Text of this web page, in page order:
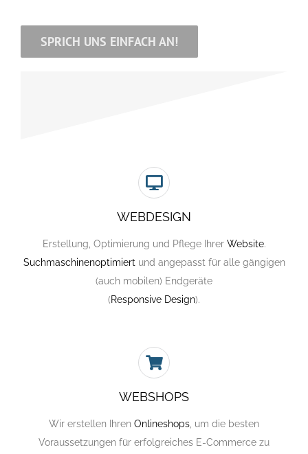
SPRICH UNS EINFACH AN!
WEBDESIGN
Erstellung, Optimierung und Pflege Ihrer Website.
Suchmaschinenoptimiert und angepasst für alle gängigen
(auch mobilen) Endgeräte
(Responsive Design).
WEBSHOPS
Wir erstellen Ihren Onlineshops , um die besten
Voraussetzungen für erfolgreiches E-Commerce zu